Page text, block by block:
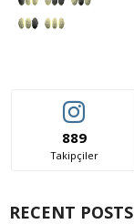
889
Takipçiler
RECENT POSTS